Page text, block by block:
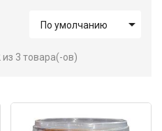
По умолчанию 
3 товара(-ов)